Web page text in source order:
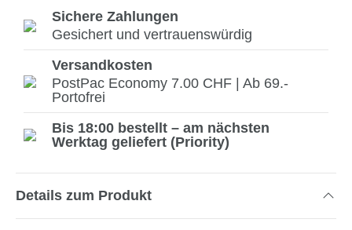
Sichere Zahlungen
Gesichert und vertrauenswürdig
Versandkosten
PostPac Economy 7.00 CHF | Ab 69.-
Portofrei
Bis 18:00 bestellt – am nächsten
Werktag geliefert (Priority)
Details zum Produkt